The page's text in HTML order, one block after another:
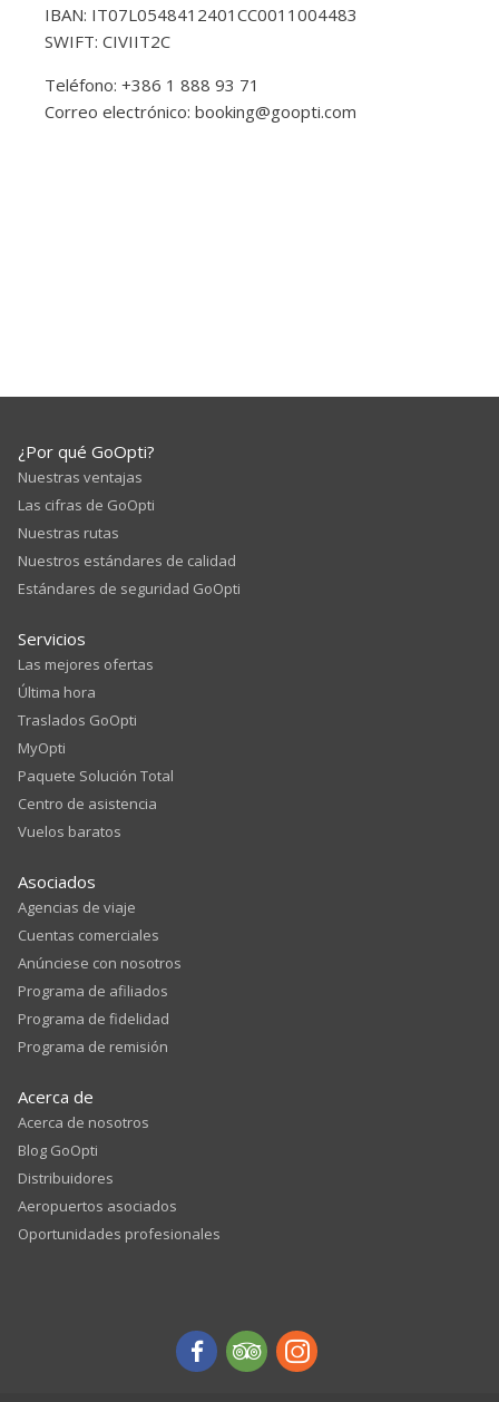
IBAN: IT07L0548412401CC0011004483
SWIFT: CIVIIT2C
Teléfono: +386 1 888 93 71
Correo electrónico: booking@goopti.com
¿Por qué GoOpti?
Nuestras ventajas
Las cifras de GoOpti
Nuestras rutas
Nuestros estándares de calidad
Estándares de seguridad GoOpti
Servicios
Las mejores ofertas
Última hora
Traslados GoOpti
MyOpti
Paquete Solución Total
Centro de asistencia
Vuelos baratos
Asociados
Agencias de viaje
Cuentas comerciales
Anúnciese con nosotros
Programa de afiliados
Programa de fidelidad
Programa de remisión
Acerca de
Acerca de nosotros
Blog GoOpti
Distribuidores
Aeropuertos asociados
Oportunidades profesionales